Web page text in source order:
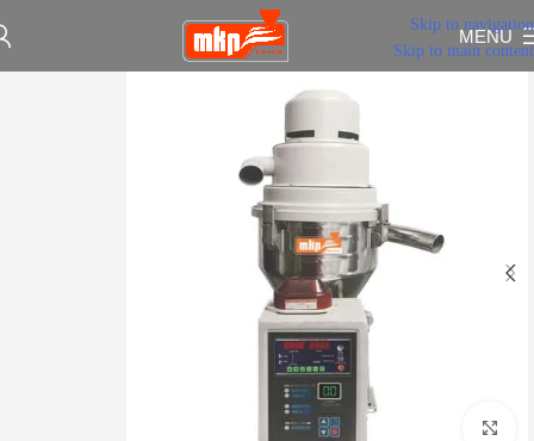
Skip to navigation
Skip to main content
MENU